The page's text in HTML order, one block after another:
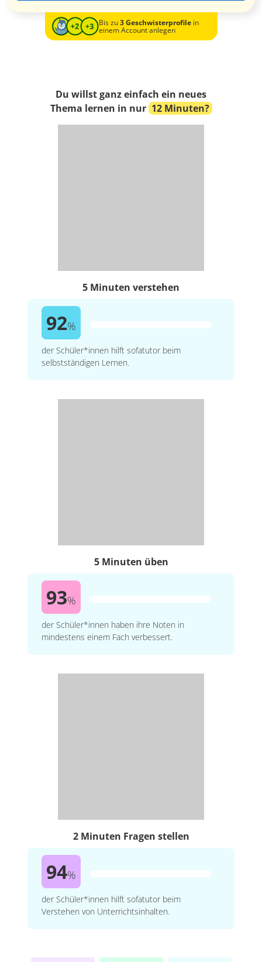
Bis zu3 Geschwisterprofilein
einem Account anlegen
Du willst ganz einfach ein neues
Thema lernen in nur 12 Minuten?
5 Minuten verstehen
92%
der Schüler*innen hilft sofatutor beim
selbstständigen Lernen.
5 Minuten üben
93%
der Schüler*innen haben ihre Noten in
mindestens einem Fach verbessert.
2 Minuten Fragen stellen
94%
der Schüler*innen hilft sofatutor beim
Verstehen von Unterrichtsinhalten.